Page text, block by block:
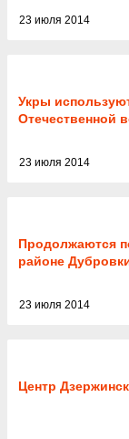
23 июля 2014
Укры
Отечественной
23 июля 2014
Продолжаются
районе
23 июля 2014
Центр